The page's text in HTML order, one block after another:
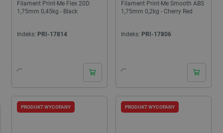
Filament Print-Me Flex 20D
1,75mm 0,45kg - Black
Indeks: PRI-17814
Filament Print-Me Smooth ABS
1,75mm 0,2kg - Cherry Red
Indeks: PRI-17806
PRODUKT WYCOFANY PRODUKT WYCOFANY